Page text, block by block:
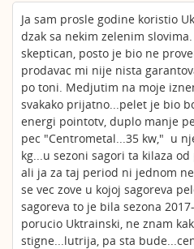
Ja sam prosle godine koristio
dzak sa nekim zelenim
skeptican, posto je bio ne
prodavac mi nije nista
po toni. Medjutim na moje
svakako prijatno...pelet je bio
energi pointotv, duplo manje
pec "Centrometal...35 kw," u
kg...u sezoni sagori ta kilaza
ali ja za taj period ni jednom
se vec zove u kojoj sagoreva
sagoreva to je bila sezona
porucio Uktrainski, ne znam
stigne...lutrija, pa sta